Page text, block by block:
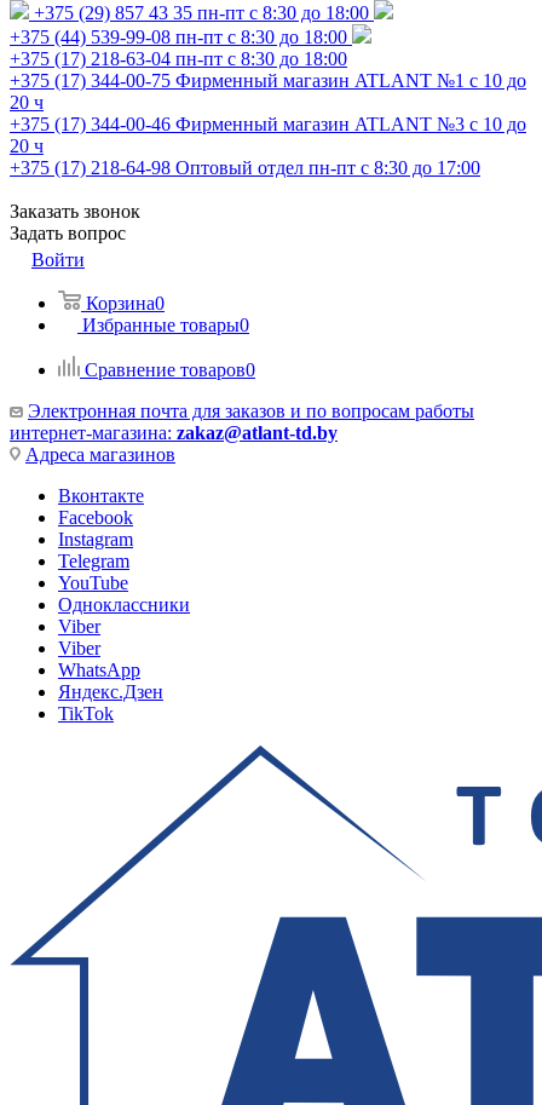
+375 (29) 857 43 35 пн-пт с 8:30 до 18:00
+375 (44) 539-99-08 пн-пт с 8:30 до 18:00
+375 (17) 218-63-04 пн-пт с 8:30 до 18:00
+375 (17) 344-00-75 Фирменный магазин ATLANT №1 с 10 до
20 ч
+375 (17) 344-00-46 Фирменный магазин ATLANT №3 с 10 до
20 ч
+375 (17) 218-64-98 Оптовый отдел пн-пт с 8:30 до 17:00
Заказать звонок
Задать вопрос
Войти
Корзина0
Избранные товары0
Сравнение товаров0
Электронная почта для заказов и по вопросам работы
интернет-магазина: zakaz@atlant-td.by
Адреса магазинов
Вконтакте
Facebook
Instagram
Telegram
YouTube
Одноклассники
Viber
Viber
WhatsApp
Яндекс.Дзен
TikTok